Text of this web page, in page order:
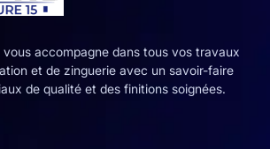
accompagne dans tous vos travaux
et de zinguerie avec un savoir-faire
de qualité et des finitions soignées.